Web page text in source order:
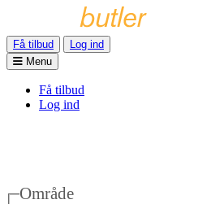
Få tilbud
Log ind
Menu
Få tilbud
Log ind
Område